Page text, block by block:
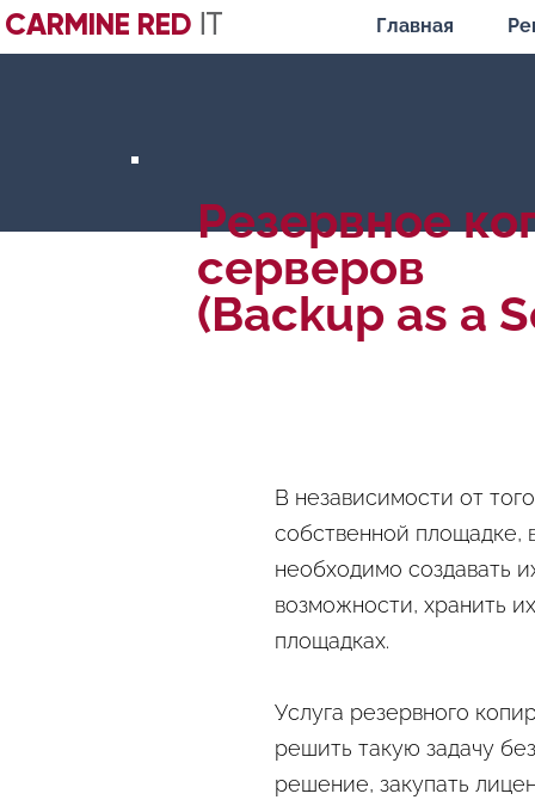
CARMINE RED IT Главная
Резервное
серверов
(Backup as a
В независимости от
собственной площадке,
необходимо создавать
возможности, хранить
площадках.
Услуга резервного
решить такую задачу
решение, закупать